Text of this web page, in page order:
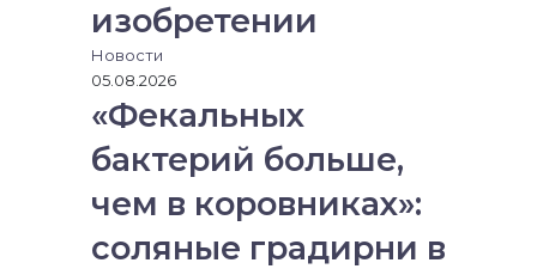
изобретении
Новости
05.08.2026
«Фекальных
бактерий больше,
чем в коровниках»:
соляные градирни в